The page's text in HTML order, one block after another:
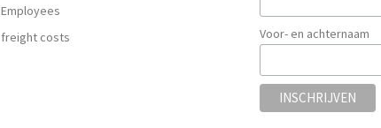
Employees
freight costs
Voor- en achternaam